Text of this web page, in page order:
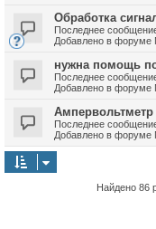
Обработка
Последнее
Добавлено в форуме
нужна помощь
Последнее
Добавлено в форуме
Последнее
Добавлено в форуме
Найдено 86